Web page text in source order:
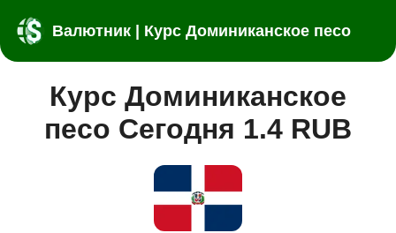
Валютник | Курс Доминиканское песо
Курс Доминиканское
песо Сегодня 1.4 RUB